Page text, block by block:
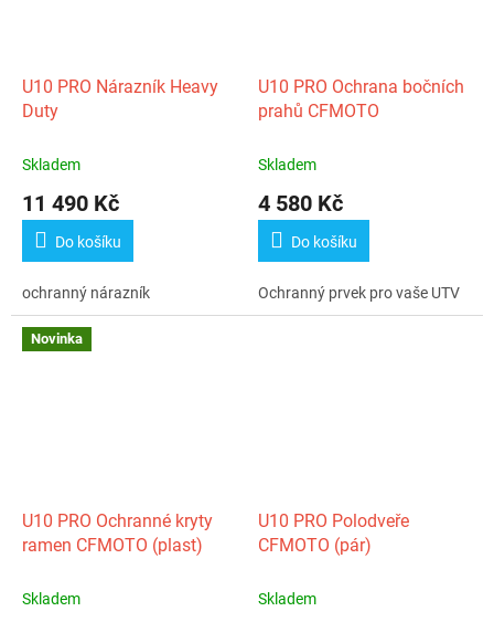
U10 PRO Nárazník Heavy
Duty
Skladem
11 490 Kč
Do košíku
ochranný nárazník
U10 PRO Ochrana bočních
prahů CFMOTO
Skladem
4 580 Kč
Do košíku
Ochranný prvek pro vaše UTV
Novinka
U10 PRO Ochranné kryty
ramen CFMOTO (plast)
Skladem
U10 PRO Polodveře
CFMOTO (pár)
Skladem